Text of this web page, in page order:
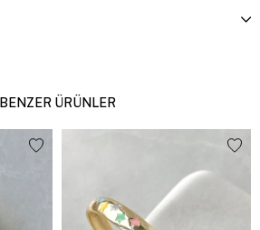
BENZER ÜRÜNLER